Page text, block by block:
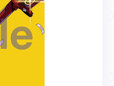
レシピ